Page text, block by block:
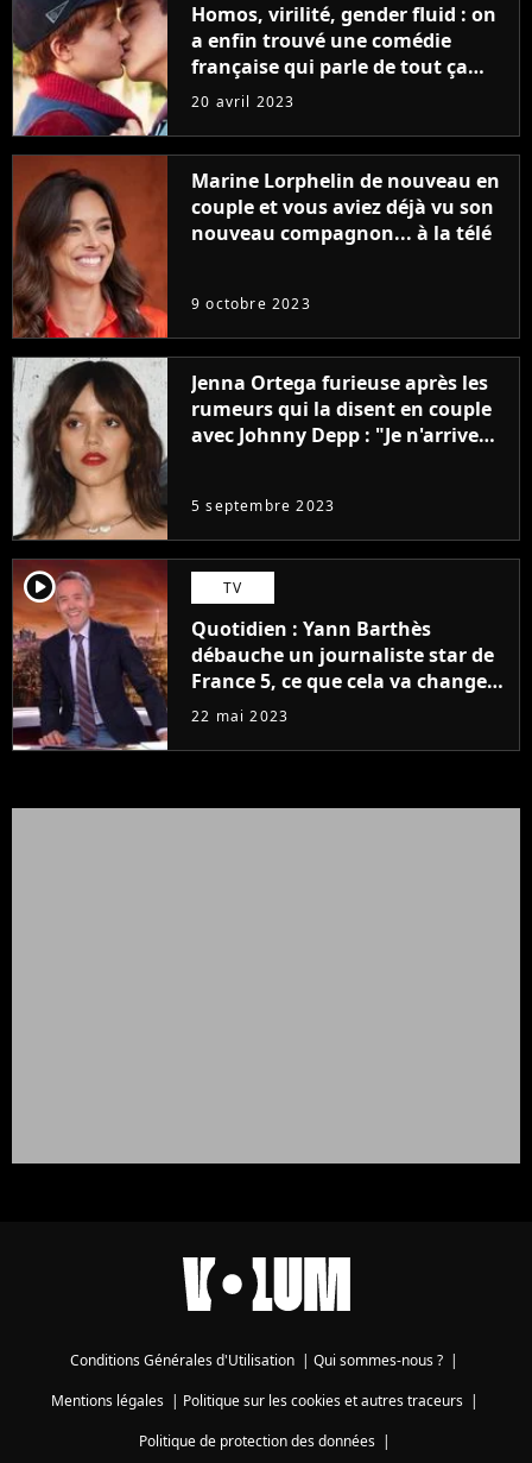
Homos, virilité, gender fluid : on
a enfin trouvé une comédie
française qui parle de tout ça
sans être super ringarde
20 avril 2023
Marine Lorphelin de nouveau en
couple et vous aviez déjà vu son
nouveau compagnon... à la télé
9 octobre 2023
Jenna Ortega furieuse après les
rumeurs qui la disent en couple
avec Johnny Depp : "Je n'arrive
5 septembre 2023
player2 TV
Quotidien : Yann Barthès
débauche un journaliste star de
France 5, ce que cela va changer
à la rentrée
22 mai 2023
Conditions Générales d'Utilisation | Qui sommes-nous ? |
Mentions légales| Politique sur les cookies et autres traceurs|
Politique de protection des données|